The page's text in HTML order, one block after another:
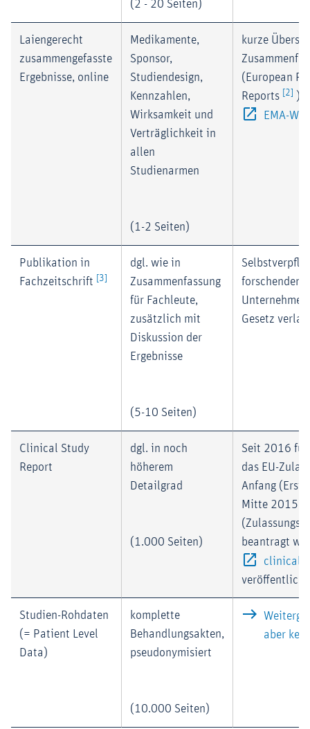
(2 - 20 Seiten)
Laiengerecht
zusammengefasste
Ergebnisse, online
Medikamente,
Sponsor,
Studiendesign,
Kennzahlen,
Wirksamkeit und
Verträglichkeit in
allen
Studienarmen
(1-2 Seiten)
kurze
(European
Reports [2] )
EMA-
Publikation in
Fachzeitschrift [3]
dgl. wie in
Zusammenfassung
für Fachleute,
zusätzlich mit
Diskussion der
Ergebnisse
(5-10 Seiten)
forschenden
Gesetz
Clinical Study
Report
dgl. in noch
höherem
Detailgrad
(1.000 Seiten)
Seit 2016 für
das EU-
Anfang
Mitte 2015
beantragt
Studien-Rohdaten
(= Patient Level
Data)
komplette
Behandlungsakten,
pseudonymisiert
(10.000 Seiten)
aber